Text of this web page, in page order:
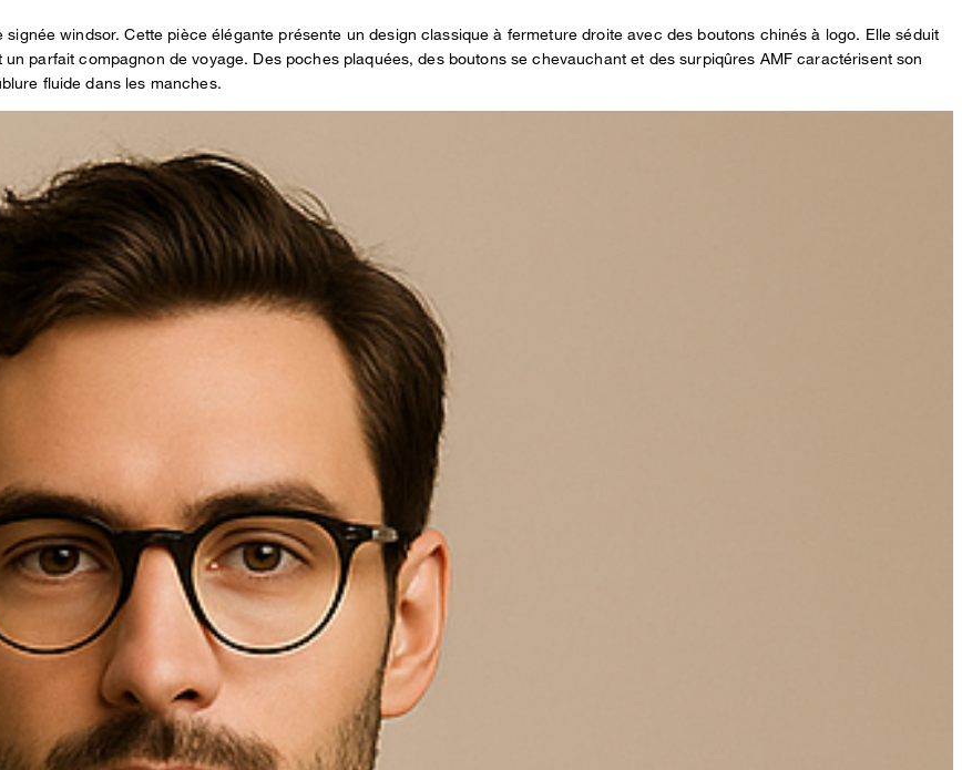
windsor. Cette pièce élégante présente un design classique à fermeture droite avec des boutons chinés à logo. Elle séduit
parfait compagnon de voyage. Des poches plaquées, des boutons se chevauchant et des surpiqûres AMF caractérisent son
fluide dans les manches.